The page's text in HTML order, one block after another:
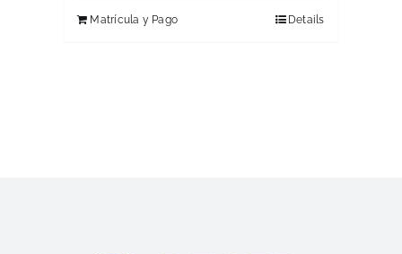
Matrícula y Pago Details